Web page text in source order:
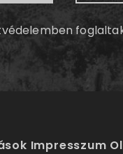
Impresszum